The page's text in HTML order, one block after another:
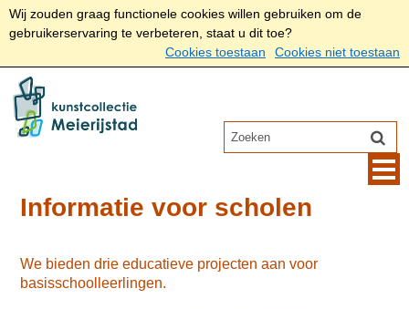
Wij zouden graag functionele cookies willen gebruiken om de
gebruikerservaring te verbeteren, staat u dit toe?
Cookies toestaan
Cookies niet toestaan
Informatie voor scholen
We bieden drie educatieve projecten aan voor
basisschoolleerlingen.